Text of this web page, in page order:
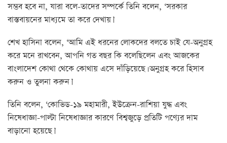
সম্ভব হবে না, যারা বলে-তাদের সম্পর্কে তিনি বলেন, ‘সরকার
বাস্তবায়নের মাধ্যমে তা করে দেখায়।’
শেখ হাসিনা বলেন, ‘আমি এই ধরনের লোকদের বলতে চাই যে-অনুগ্রহ
করে মনে রাখবেন, আপনি গত বছর কি বলেছিলেন এবং আজকের
বাংলাদেশ কোথা থেকে কোথায় এসে দাঁড়িয়েছে। অনুগ্রহ করে হিসাব
করুন ও তুলনা করুন।’
তিনি বলেন, ‘কোভিড-১৯ মহামারী, ইউক্রেন-রাশিয়া যুদ্ধ এবং
নিষেধাজ্ঞা-পাল্টা নিষেধাজ্ঞার কারণে বিশ্বজুড়ে প্রতিটি পণ্যের দাম
বাড়ানো হয়েছে।’